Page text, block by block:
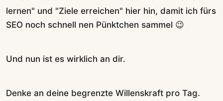
lernen" und "Ziele erreichen" hier hin, damit ich fürs
SEO noch schnell nen Pünktchen sammel 😉
Und nun ist es wirklich an dir.
Denke an deine begrenzte Willenskraft pro Tag.